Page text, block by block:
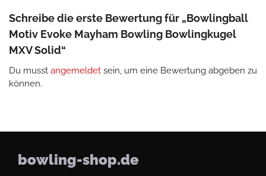
Schreibe die erste Bewertung für „Bowlingball
Motiv Evoke Mayham Bowling Bowlingkugel
MXV Solid“
Du musst angemeldet sein, um eine Bewertung abgeben zu
können.
bowling-shop.de